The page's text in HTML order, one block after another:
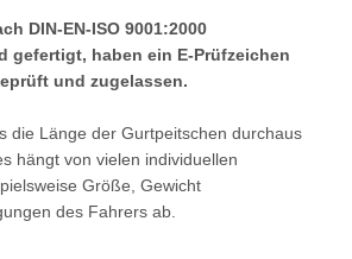
DIN-EN-ISO 9001:2000
gefertigt, haben ein E-Prüfzeichen
und zugelassen.
die Länge der Gurtpeitschen durchaus
hängt von vielen individuellen
Größe, Gewicht
des Fahrers ab.